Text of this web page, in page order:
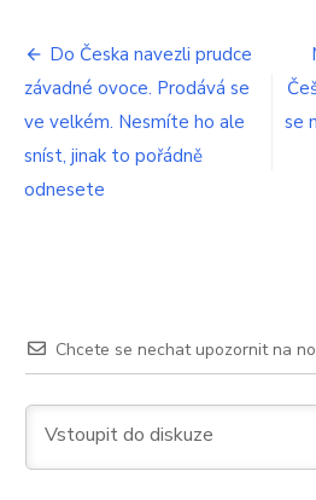
Navigace
pro
příspěvek
Do Česka navezli prudce
závadné ovoce. Prodává se
ve velkém. Nesmíte ho ale
sníst, jinak to pořádně
odnesete
se
Chcete se nechat upozornit na